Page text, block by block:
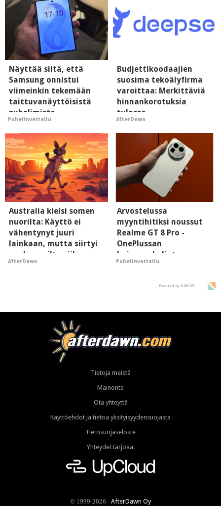
Näyttää siltä, että
Samsung onnistui
viimeinkin tekemään
taittuvanäyttöisistä
puhelimista
supersuosittuja
Puhelinvertailu
Budjettikoodaajien
suosima tekoälyfirma
varoittaa: Merkittäviä
hinnankorotuksia
tulossa
AfterDawn
Australia kielsi somen
nuorilta: Käyttö ei
vähentynyt juuri
lainkaan, mutta siirtyi
vanhemmilta piiloon
AfterDawn
Arvostelussa
myyntihitiksi noussut
Realme GT 8 Pro -
OnePlussan
huippupuhelinten
"perillinen"
Puhelinvertailu
Powered by HIGH.FI
Tietoja meistä
Mainonta
Ota yhteyttä
Käyttöehdot ja tietoa yksityisyydensuojasta
Tietosuojaseloste
Yhteydet tarjoaa:
© 1999-2026 AfterDawn Oy